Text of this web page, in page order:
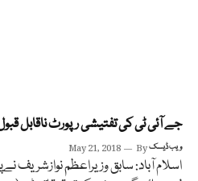
جے آئی ٹی کی تفتیشی رپورٹ ناقابل
May 21, 2018 Byویب ڈیسک
اسلام آباد: سابق وزیراعظم نوازشریف